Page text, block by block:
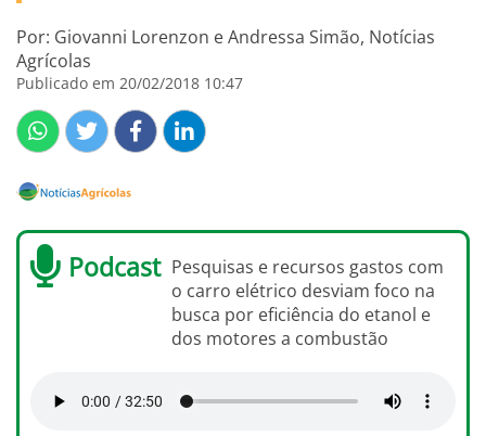
Por: Giovanni Lorenzon e Andressa Simão, Notícias
Agrícolas
Publicado em 20/02/2018 10:47
Podcast Pesquisas e recursos gastos com
o carro elétrico desviam foco na
busca por eficiência do etanol e
dos motores a combustão